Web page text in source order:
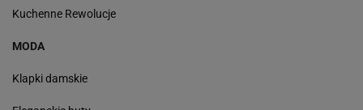
Kuchenne Rewolucje
MODA
Klapki damskie